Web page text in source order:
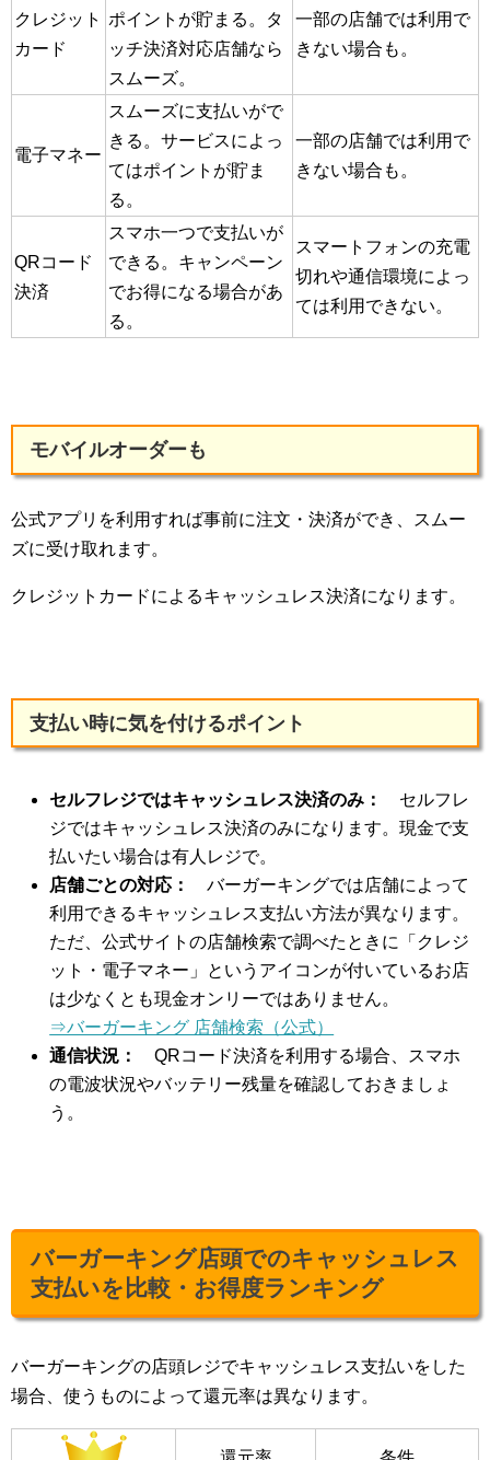
クレジット
カード
ポイントが貯まる。タ
ッチ決済対応店舗なら
スムーズ。
一部の店舗では利用で
きない場合も。
電子マネー
スムーズに支払いがで
きる。サービスによっ
てはポイントが貯ま
る。
一部の店舗では利用で
きない場合も。
QRコード
決済
スマホ一つで支払いが
できる。キャンペーン
でお得になる場合があ
る。
スマートフォンの充電
切れや通信環境によっ
ては利用できない。
モバイルオーダーも
公式アプリを利用すれば事前に注文・決済ができ、スムー
ズに受け取れます。
クレジットカードによるキャッシュレス決済になります。
支払い時に気を付けるポイント
セルフレジではキャッシュレス決済のみ：
セルフレ
ジではキャッシュレス決済のみになります。現金で支
払いたい場合は有人レジで。
店舗ごとの対応：バーガーキングでは店舗によって
利用できるキャッシュレス支払い方法が異なります。
ただ、公式サイトの店舗検索で調べたときに「クレジ
ット・電子マネー」というアイコンが付いているお店
は少なくとも現金オンリーではありません。
⇒バーガーキング 店舗検索（公式）
通信状況：QRコード決済を利用する場合、スマホ
の電波状況やバッテリー残量を確認しておきましょ
う。
バーガーキング店頭でのキャッシュレス
支払いを比較・お得度ランキング
バーガーキングの店頭レジでキャッシュレス支払いをした
場合、使うものによって還元率は異なります。